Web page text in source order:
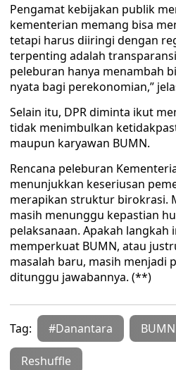
Pengamat kebijakan publik
kementerian memang bisa
tetapi harus diiringi dengan
terpenting adalah
peleburan hanya menambah
nyata bagi perekonomian,”
Selain itu, DPR diminta ikut
tidak menimbulkan
maupun karyawan BUMN.
Rencana peleburan
menunjukkan keseriusan
merapikan struktur birokrasi.
masih menunggu kepastian
pelaksanaan. Apakah langkah
memperkuat BUMN, atau
masalah baru, masih menjadi
ditunggu jawabannya. (**)
Tag: #Danantara BUMN
Reshuffle